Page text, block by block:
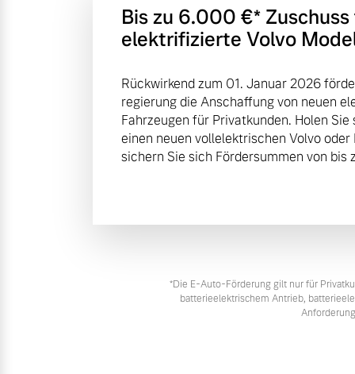
Bis zu 6.000 €⁠* Zuschuss
elektrifizierte Volvo
Rückwirkend zum 01. Januar 2026
regierung die Anschaffung von neuen
Fahrzeugen für Privatkunden. Holen
einen neuen vollelektrischen Volvo
sichern Sie sich Fördersummen von bis
*Die E‑Auto-Förderung gilt nur für
batterieelektrischem Antrieb,